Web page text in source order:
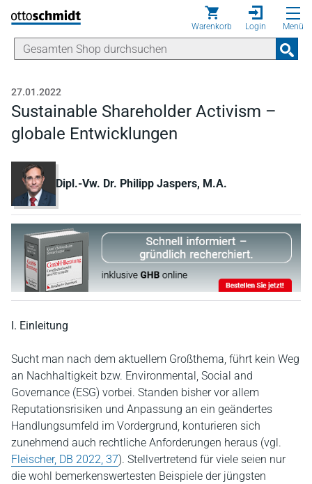
Direkt zum Inhalt
Warenkorb Login Menü
27.01.2022
Sustainable Shareholder Activism –
globale Entwicklungen
Dipl.-Vw. Dr. Philipp Jaspers, M.A.
I. Einleitung
Sucht man nach dem aktuellem Großthema, führt kein Weg
an Nachhaltigkeit bzw. Environmental, Social and
Governance (ESG) vorbei. Standen bisher vor allem
Reputationsrisiken und Anpassung an ein geändertes
Handlungsumfeld im Vordergrund, konturieren sich
zunehmend auch rechtliche Anforderungen heraus (vgl.
Fleischer, DB 2022, 37). Stellvertretend für viele seien nur
die wohl bemerkenswertesten Beispiele der jüngsten